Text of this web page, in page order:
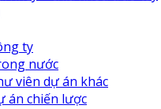
ty
nước
viên dự án khác
án chiến lược